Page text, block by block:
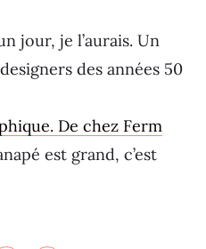
jour, je l’aurais. Un
des années 50
De chez Ferm
est grand, c’est